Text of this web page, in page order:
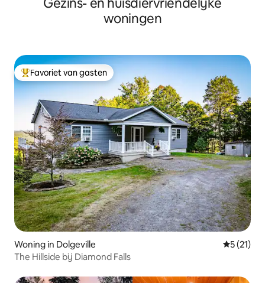
woningen
Topfavoriet van gasten
Favoriet van gasten
Woning in Dolgeville
5 (21)
The Hillside bij Diamond Falls